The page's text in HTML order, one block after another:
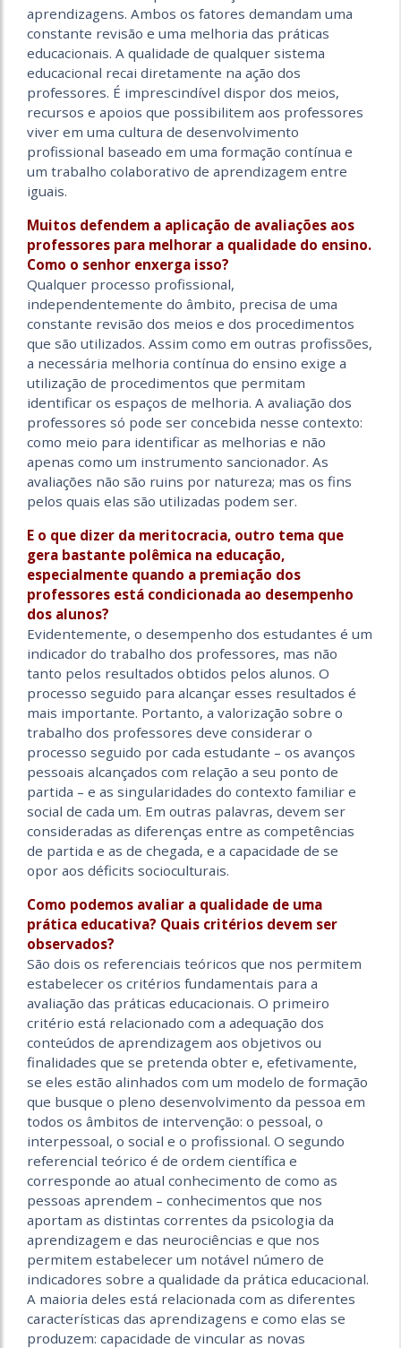
aprendizagens. Ambos os fatores demandam uma
constante revisão e uma melhoria das práticas
educacionais. A qualidade de qualquer sistema
educacional recai diretamente na ação dos
professores. É imprescindível dispor dos meios,
recursos e apoios que possibilitem aos professores
viver em uma cultura de desenvolvimento
profissional baseado em uma formação contínua e
um trabalho colaborativo de aprendizagem entre
iguais.
Muitos defendem a aplicação de avaliações aos
professores para melhorar a qualidade do ensino.
Como o senhor enxerga isso?
Qualquer processo profissional,
independentemente do âmbito, precisa de uma
constante revisão dos meios e dos procedimentos
que são utilizados. Assim como em outras profissões,
a necessária melhoria contínua do ensino exige a
utilização de procedimentos que permitam
identificar os espaços de melhoria. A avaliação dos
professores só pode ser concebida nesse contexto:
como meio para identificar as melhorias e não
apenas como um instrumento sancionador. As
avaliações não são ruins por natureza; mas os fins
pelos quais elas são utilizadas podem ser.
E o que dizer da meritocracia, outro tema que
gera bastante polêmica na educação,
especialmente quando a premiação dos
professores está condicionada ao desempenho
dos alunos?
Evidentemente, o desempenho dos estudantes é um
indicador do trabalho dos professores, mas não
tanto pelos resultados obtidos pelos alunos. O
processo seguido para alcançar esses resultados é
mais importante. Portanto, a valorização sobre o
trabalho dos professores deve considerar o
processo seguido por cada estudante – os avanços
pessoais alcançados com relação a seu ponto de
partida – e as singularidades do contexto familiar e
social de cada um. Em outras palavras, devem ser
consideradas as diferenças entre as competências
de partida e as de chegada, e a capacidade de se
opor aos déficits socioculturais.
Como podemos avaliar a qualidade de uma
prática educativa? Quais critérios devem ser
observados?
São dois os referenciais teóricos que nos permitem
estabelecer os critérios fundamentais para a
avaliação das práticas educacionais. O primeiro
critério está relacionado com a adequação dos
conteúdos de aprendizagem aos objetivos ou
finalidades que se pretenda obter e, efetivamente,
se eles estão alinhados com um modelo de formação
que busque o pleno desenvolvimento da pessoa em
todos os âmbitos de intervenção: o pessoal, o
interpessoal, o social e o profissional. O segundo
referencial teórico é de ordem científica e
corresponde ao atual conhecimento de como as
pessoas aprendem – conhecimentos que nos
aportam as distintas correntes da psicologia da
aprendizagem e das neurociências e que nos
permitem estabelecer um notável número de
indicadores sobre a qualidade da prática educacional.
A maioria deles está relacionada com as diferentes
características das aprendizagens e como elas se
produzem: capacidade de vincular as novas